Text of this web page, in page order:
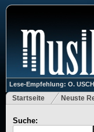
Lese-Empfehlung: O.
Startseite Neuste
Suche: